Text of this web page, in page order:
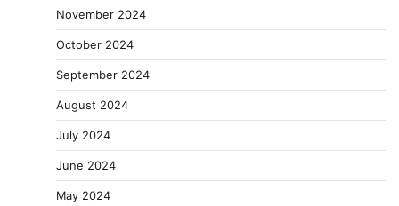
November 2024
October 2024
September 2024
August 2024
July 2024
June 2024
May 2024